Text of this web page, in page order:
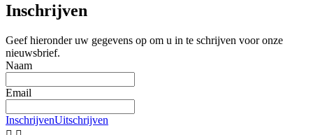
Inschrijven
Geef hieronder uw gegevens op om u in te schrijven voor onze
nieuwsbrief.
Naam
Email
InschrijvenUitschrijven